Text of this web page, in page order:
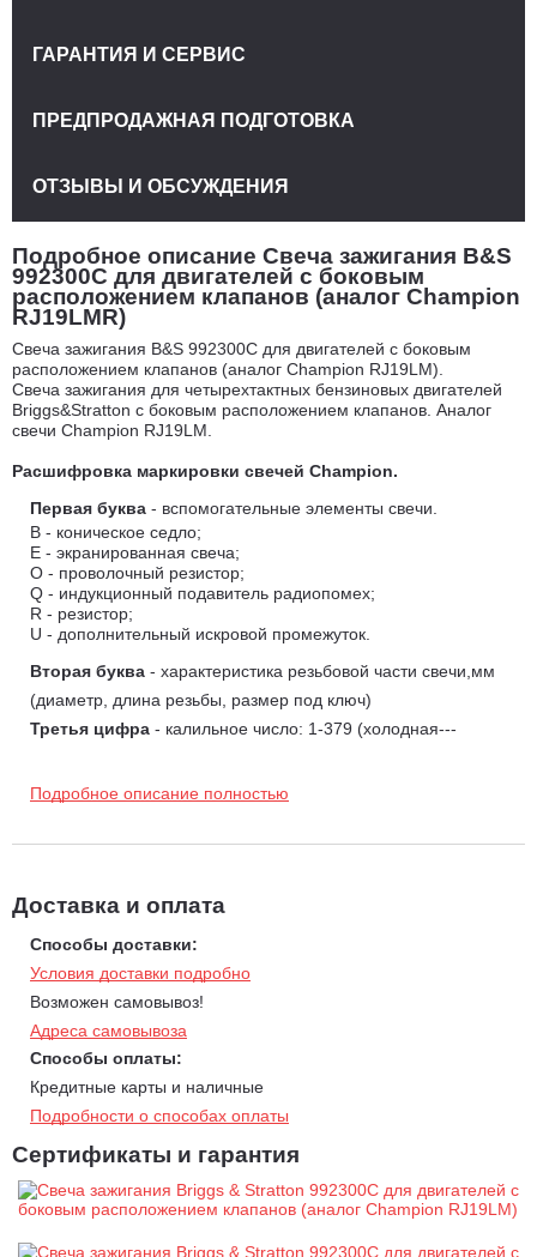
Подробное описание Свеча зажигания B&S
992300C для двигателей с боковым
расположением клапанов (аналог Champion
RJ19LMR)
Свеча зажигания B&S 992300C для двигателей с боковым
расположением клапанов (аналог Champion RJ19LM).
Свеча зажигания для четырехтактных бензиновых двигателей
Briggs&Stratton с боковым расположением клапанов. Аналог
свечи Champion RJ19LM.
Расшифровка маркировки свечей Champion.
Первая буква - вспомогательные элементы свечи.
B - коническое седло;
E - экранированная свеча;
O - проволочный резистор;
Q - индукционный подавитель радиопомех;
R - резистор;
U - дополнительный искровой промежуток.
Вторая буква - характеристика резьбовой части свечи,мм
(диаметр, длина резьбы, размер под ключ)
Третья цифра - калильное число: 1-379 (холодная---
1-25 свечи массового применения;
Последние буквы (от 1 до 3)
Последняя цифра- зазор между электродами
нет - 0,75/0,8 мм
4 - 1,0 мм
5 - 1,3 мм
6 - 1,5 мм
Подробное описание полностью
Доставка и оплата
Способы доставки:
Условия доставки подробно
Возможен самовывоз!
Адреса самовывоза
Способы оплаты:
Кредитные карты и наличные
Подробности о способах оплаты
Сертификаты и гарантия
ГАРАНТИЯ И СЕРВИС
ПРЕДПРОДАЖНАЯ ПОДГОТОВКА
ОТЗЫВЫ И ОБСУЖДЕНИЯ